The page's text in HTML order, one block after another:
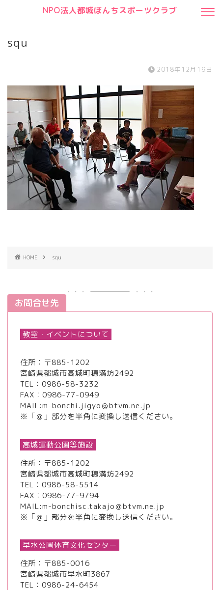
NPO法人都城ぼんちスポーツクラブ
squ
2018年12月19日
HOME squ
お問合せ先
教室・イベントについて
住所：〒885-1202
宮崎県都城市高城町穂満坊2492
TEL： 0986-58-3232
FAX：0986-77-0949
MAIL:m-bonchi.jigyo＠btvm.ne.jp
※「＠」部分を半角に変換し送信ください。
高城運動公園等施設
住所：〒885-1202
宮崎県都城市高城町穂満坊2492
TEL： 0986-58-5514
FAX：0986-77-9794
MAIL:m-bonchisc.takajo＠btvm.ne.jp
※「＠」部分を半角に変換し送信ください。
早水公園体育文化センター
住所：〒885-0016
宮崎県都城市早水町3867
TEL： 0986-24-6454